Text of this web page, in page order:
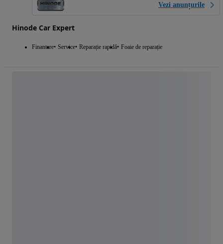
Vezi anunțurile
Hinode Car Expert
Finantare Service Reparație rapidă Foaie de reparație